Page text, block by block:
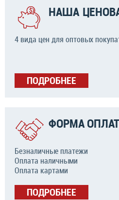
НАША
4 вида цен для оптовых
ПОДРОБНЕЕ
ФОРМА
Безналичные платежи
Оплата наличными
Оплата картами
ПОДРОБНЕЕ